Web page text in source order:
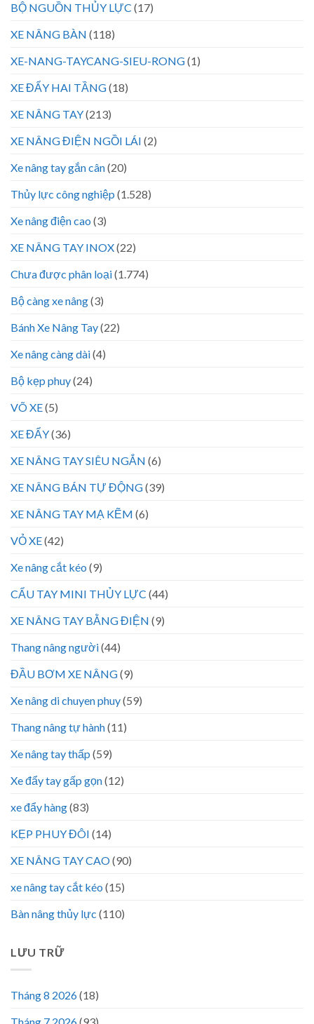
BỘ NGUỒN THỦY LỰC (17)
XE NÂNG BÀN (118)
XE-NANG-TAYCANG-SIEU-RONG(1)
XE ĐẨY HAI TẦNG(18)
XE NÂNG TAY(213)
XE NÂNG ĐIỆN NGỒI LÁI (2)
Xe nâng tay gắn cân(20)
Thủy lực công nghiệp (1.528)
Xe nâng điện cao (3)
XE NÂNG TAY INOX(22)
Chưa được phân loại(1.774)
Bộ càng xe nâng(3)
Bánh Xe Nâng Tay(22)
Xe nâng càng dài(4)
Bộ kẹp phuy(24)
VÕ XE(5)
XE ĐẨY(36)
XE NÂNG TAY SIÊU NGẮN (6)
XE NÂNG BÁN TỰ ĐỘNG(39)
XE NÂNG TAY MẠ KẼM (6)
VỎ XE(42)
Xe nâng cắt kéo (9)
CẨU TAY MINI THỦY LỰC (44)
XE NÂNG TAY BẰNG ĐIỆN (9)
Thang nâng người(44)
ĐẦU BƠM XE NÂNG(9)
Xe nâng di chuyen phuy(59)
Thang nâng tự hành(11)
Xe nâng tay thấp (59)
Xe đẩy tay gấp gọn(12)
xe đẩy hàng(83)
KẸP PHUY ĐÔI (14)
XE NÂNG TAY CAO(90)
xe nâng tay cắt kéo (15)
Bàn nâng thủy lực (110)
LƯU TRỮ
Tháng 8 2026(18)